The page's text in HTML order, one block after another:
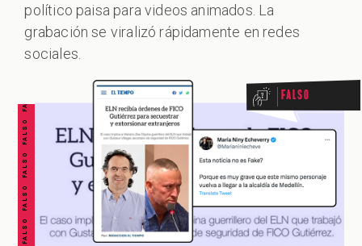
político paisa para videos animados. La
grabación se viralizó rápidamente en redes
sociales.
FALSO FALSO FALSO FALSO FALSO FALSO FALSO Falso